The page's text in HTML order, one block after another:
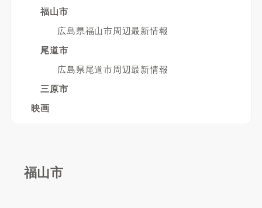
福山市
広島県福山市周辺最新情報
尾道市
広島県尾道市周辺最新情報
三原市
映画
福山市